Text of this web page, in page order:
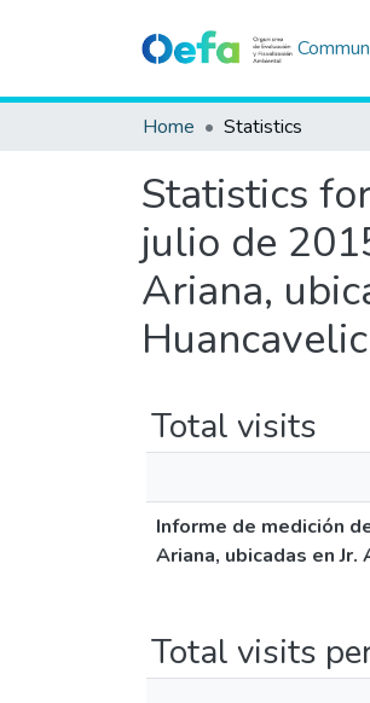
Home Statistics
Statistics
julio de
Ariana,
Total visits
Informe de medición
Ariana, ubicadas en
Total visits